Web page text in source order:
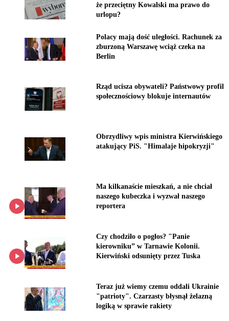
że przeciętny Kowalski ma prawo do
urlopu?
Polacy mają dość uległości. Rachunek za
zburzoną Warszawę wciąż czeka na
Berlin
Rząd ucisza obywateli? Państwowy profil
społecznościowy blokuje internautów
Obrzydliwy wpis ministra Kierwińskiego
atakujący PiS. "Himalaje hipokryzji"
Ma kilkanaście mieszkań, a nie chciał
naszego kubeczka i wyzwał naszego
reportera
Czy chodziło o pogłos? "Panie
kierowniku” w Tarnawie Kolonii.
Kierwiński odsunięty przez Tuska
Teraz już wiemy czemu oddali Ukrainie
"patrioty". Czarzasty błysnął żelazną
logiką w sprawie rakiety